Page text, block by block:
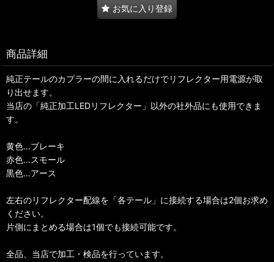
お気に入り登録
商品詳細
純正テールのカプラーの間に入れるだけでリフレクター用電源が取
り出せます。
当店の「純正加工LEDリフレクター」以外の社外品にも使用できま
す。
黄色…ブレーキ
赤色…スモール
黒色…アース
左右のリフレクター配線を「各テール」に接続する場合は2個お求め
ください。
片側にまとめる場合は1個でも接続可能です。
全品、当店で加工・検品を行っています。